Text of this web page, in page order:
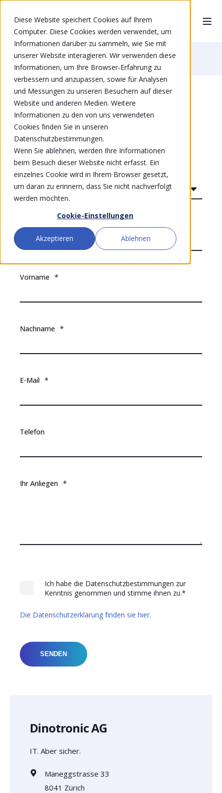
Diese Website speichert Cookies auf Ihrem
Computer. Diese Cookies werden verwendet, um
Informationen darüber zu sammeln, wie Sie mit
unserer Website interagieren. Wir verwenden diese
Informationen, um Ihre Browser-Erfahrung zu
verbessern und anzupassen, sowie für Analysen
und Messungen zu unseren Besuchern auf dieser
Website und anderen Medien. Weitere
Informationen zu den von uns verwendeten
Cookies finden Sie in unseren
Datenschutzbestimmungen.
Wenn Sie ablehnen, werden Ihre Informationen
beim Besuch dieser Website nicht erfasst. Ein
einzelnes Cookie wird in Ihrem Browser gesetzt,
um daran zu erinnern, dass Sie nicht nachverfolgt
werden möchten.
Cookie-Einstellungen
Akzeptieren Ablehnen
Home Unternehmen Kontakt
So erreichen Sie uns:
Ihre Anfrage
Anrede
Unternehmen
Vorname *
Nachname *
E-Mail *
Telefon
Ihr Anliegen *
Ich habe die Datenschutzbestimmungen zur
Kenntnis genommen und stimme ihnen zu.*
Die Datenschutzerklärung finden sie hier.
Dinotronic AG
IT. Aber sicher.
Maneggstrasse 33
8041 Zürich